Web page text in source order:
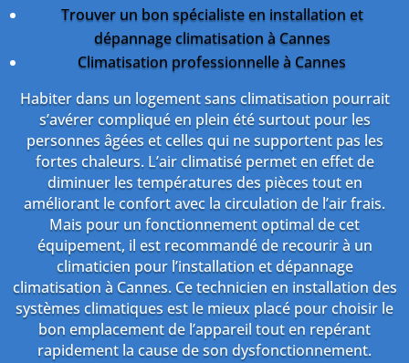
Trouver un bon spécialiste en installation et
dépannage climatisation à Cannes
Climatisation professionnelle à Cannes
Habiter dans un logement sans climatisation pourrait
s’avérer compliqué en plein été surtout pour les
personnes âgées et celles qui ne supportent pas les
fortes chaleurs. L’air climatisé permet en effet de
diminuer les températures des pièces tout en
améliorant le confort avec la circulation de l’air frais.
Mais pour un fonctionnement optimal de cet
équipement, il est recommandé de recourir à un
climaticien pour l’installation et dépannage
climatisation à Cannes. Ce technicien en installation des
systèmes climatiques est le mieux placé pour choisir le
bon emplacement de l’appareil tout en repérant
rapidement la cause de son dysfonctionnement.